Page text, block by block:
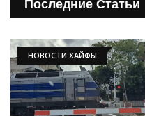
Последние Статьи
НОВОСТИ ХАЙФЫ